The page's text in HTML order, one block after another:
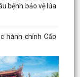
bệnh bảo vệ lúa
hành chính Cấp
Giấy khai sinh